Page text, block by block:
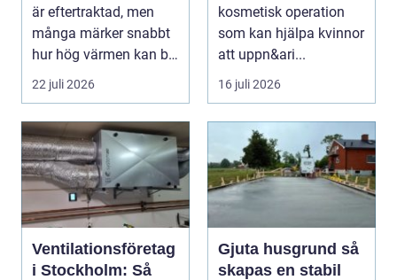
är eftertraktad, men
många märker snabbt
hur hög värmen kan bli
under somma...
22 juli 2026
kosmetisk operation
som kan hjälpa kvinnor
att uppn&ari...
16 juli 2026
Ventilationsföretag
i Stockholm: Så
Gjuta husgrund så
skapas en stabil